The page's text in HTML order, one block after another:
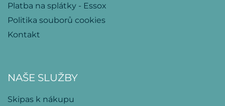
Platba na splátky - Essox
Politika souborů cookies
Kontakt
NAŠE SLUŽBY
Skipas k nákupu